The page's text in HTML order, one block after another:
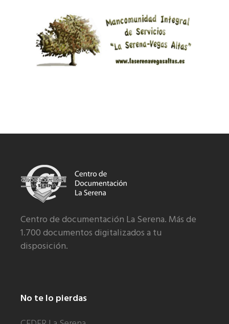
Centro de documentación La Serena. Más de
1.700 documentos digitalizados a tu
disposición.
No te lo pierdas